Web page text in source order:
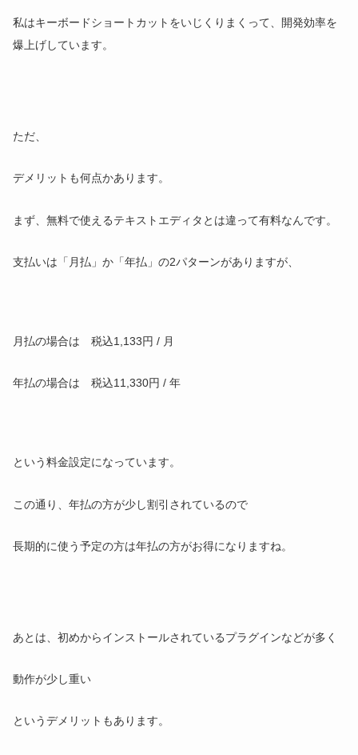
私はキーボードショートカットをいじくりまくって、開発効率を
爆上げしています。
ただ、
デメリットも何点かあります。
まず、無料で使えるテキストエディタとは違って有料なんです。
支払いは「月払」か「年払」の2パターンがありますが、
月払の場合は 税込1,133円 / 月
年払の場合は 税込11,330円 / 年
という料金設定になっています。
この通り、年払の方が少し割引されているので
長期的に使う予定の方は年払の方がお得になりますね。
あとは、初めからインストールされているプラグインなどが多く
動作が少し重い
というデメリットもあります。